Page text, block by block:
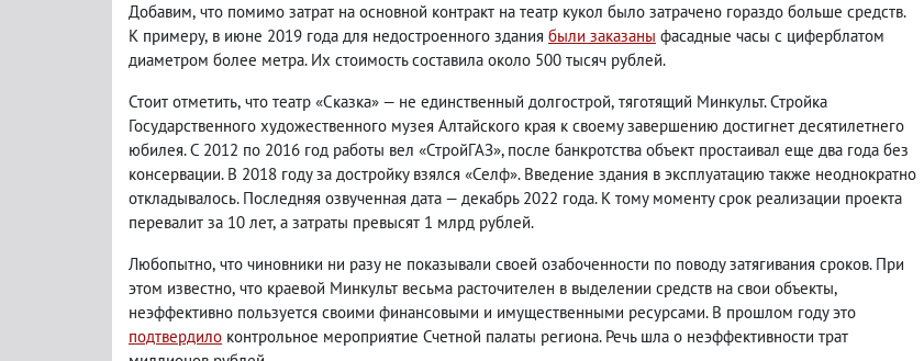
Добавим, что помимо затрат на основной контракт на театр кукол было затрачено гораздо больше средств.
К примеру, в июне 2019 года для недостроенного здания были заказаны фасадные часы с циферблатом
диаметром более метра. Их стоимость составила около 500 тысяч рублей.
Стоит отметить, что театр «Сказка» — не единственный долгострой, тяготящий Минкульт. Стройка
Государственного художественного музея Алтайского края к своему завершению достигнет десятилетнего
юбилея. С 2012 по 2016 год работы вел «СтройГАЗ», после банкротства объект простаивал еще два года без
консервации. В 2018 году за достройку взялся «Селф». Введение здания в эксплуатацию также неоднократно
откладывалось. Последняя озвученная дата — декабрь 2022 года. К тому моменту срок реализации проекта
перевалит за 10 лет, а затраты превысят 1 млрд рублей.
Любопытно, что чиновники ни разу не показывали своей озабоченности по поводу затягивания сроков. При
этом известно, что краевой Минкульт весьма расточителен в выделении средств на свои объекты,
неэффективно пользуется своими финансовыми и имущественными ресурсами. В прошлом году это
подтвердило контрольное мероприятие Счетной палаты региона. Речь шла о неэффективности трат